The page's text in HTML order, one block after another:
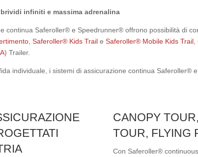
infiniti e massima adrenalina
continua Saferoller® e Speedrunner® offrono possibilità di
,Saferoller® Kids TraileSaferoller® Mobile Kids Trail ,
) Trailer.
individuale, i sistemi di assicurazione continua Saferoller®
CANOPY
TOUR, FLYING
Con Saferoller®